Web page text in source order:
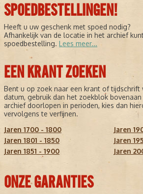
SPOEDBESTELLINGEN!
Heeft u uw geschenk met spoed nodig?
Afhankelijk van de locatie in het archief
spoedbestelling. Lees meer...
EEN KRANT ZOEKEN
Bent u op zoek naar een krant of tijdschrift
datum, gebruik dan het zoekblok
archief doorlopen in perioden, kies dan
vervolgens te verfijnen.
Jaren 1700 - 1800
Jaren 1801 - 1850
Jaren 1851 - 1900
Jaren
Jaren
Jaren
ONZE GARANTIES